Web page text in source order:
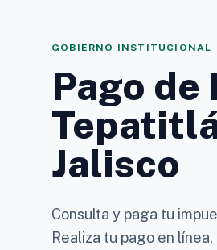
GOBIERNO INSTITUCIONAL
Pago de
Jalisco
Consulta y paga tu
Realiza tu pago en